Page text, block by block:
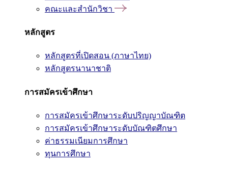
คณะและสำนักวิชา
หลักสูตร
หลักสูตรที่เปิดสอน (ภาษาไทย)
หลักสูตรนานาชาติ
การสมัครเข้าศึกษา
การสมัครเข้าศึกษาระดับปริญญาบัณฑิต
การสมัครเข้าศึกษาระดับบัณฑิตศึกษา
ค่าธรรมเนียมการศึกษา
ทุนการศึกษา